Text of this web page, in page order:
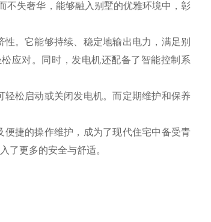
不失奢华，能够融入别墅的优雅环境中，彰
。它能够持续、稳定地输出电力，满足别
应对。同时，发电机还配备了智能控制系
松启动或关闭发电机。而定期维护和保养
捷的操作维护，成为了现代住宅中备受青
了更多的安全与舒适。